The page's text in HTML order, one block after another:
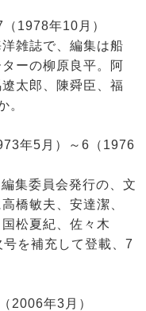
1978年10月）
雑誌で、編集は船
ーの柳原良平。阿
太郎、陳舜臣、福
。
年5月）～6（1976
集委員会発行の、文
橋敏夫、安達潔、
松夏紀、佐々木
を補充して登載、7
2006年3月）